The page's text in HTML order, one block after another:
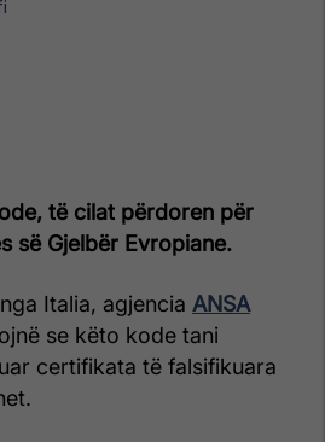
të cilat përdoren për
së Gjelbër Evropiane.
Italia, agjencia ANSA
se këto kode tani
certifikata të falsifikuara